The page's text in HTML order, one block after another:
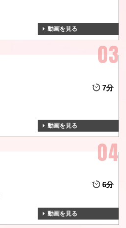
動画を見る
7分
動画を見る
6分
動画を見る